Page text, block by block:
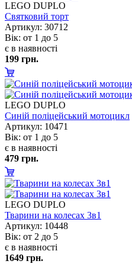
LEGO DUPLO
Святковий торт
Артикул: 30712
ік: от 1 до 5
є в наявності
199 грн.
LEGO DUPLO
Синій поліцейський мотоцикл
Артикул: 10471
ік: от 1 до 5
є в наявності
479 грн.
LEGO DUPLO
Тварини на колесах 3в1
Артикул: 10448
ік: от 2 до 5
є в наявності
1649 грн.